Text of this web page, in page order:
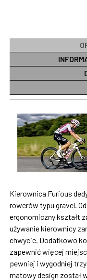
Kierownica Furious
rowerów typu gravel.
ergonomiczny kształt
używanie kierownicy
chwycie. Dodatkowo
zapewnić więcej
pewniej i wygodniej
matowy design został